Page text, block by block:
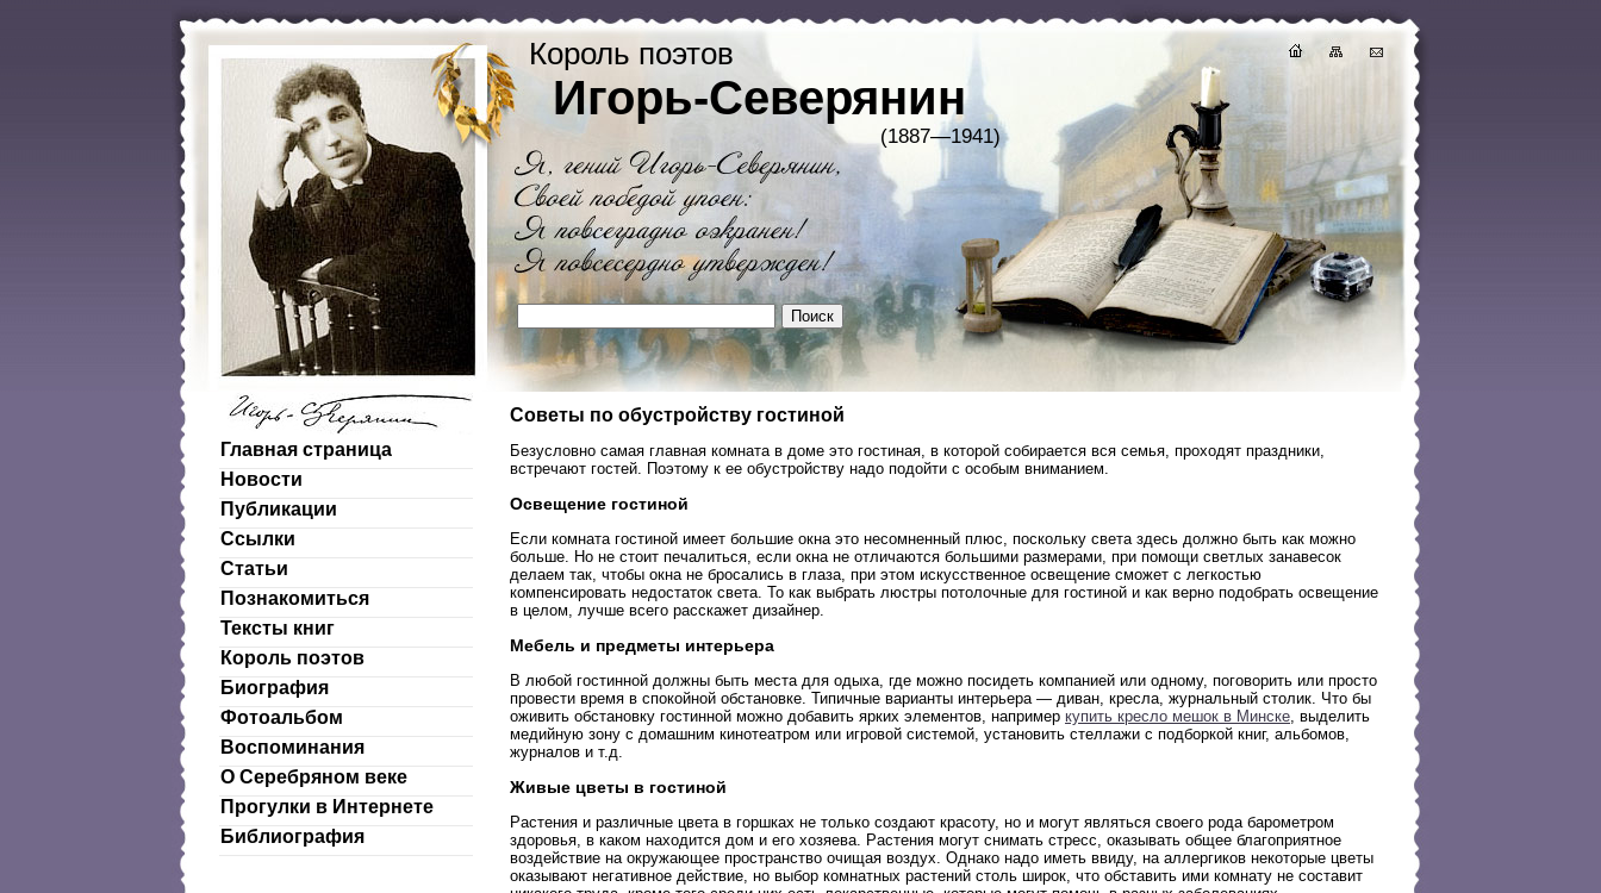
Король поэтов
Игорь-Северянин
(1887—1941)
Главная страница
Новости
Публикации
Ссылки
Статьи
Познакомиться
Тексты книг
Король поэтов
Биография
Фотоальбом
Воспоминания
О Серебряном веке
Прогулки в Интернете
Библиография
Советы по обустройству гостиной
Безусловно самая главная комната в доме это гостиная, в которой собирается вся семья, проходят праздники,
встречают гостей. Поэтому к ее обустройству надо подойти с особым вниманием.
Освещение гостиной
Если комната гостиной имеет большие окна это несомненный плюс, поскольку света здесь должно быть как можно
больше. Но не стоит печалиться, если окна не отличаются большими размерами, при помощи светлых занавесок
делаем так, чтобы окна не бросались в глаза, при этом искусственное освещение сможет с легкостью
компенсировать недостаток света. То как выбрать люстры потолочные для гостиной и как верно подобрать освещение
в целом, лучше всего расскажет дизайнер.
Мебель и предметы интерьера
В любой гостинной должны быть места для одыха, где можно посидеть компанией или одному, поговорить или просто
провести время в спокойной обстановке. Типичные варианты интерьера — диван, кресла, журнальный столик. Что бы
оживить обстановку гостинной можно добавить ярких элементов, например купить кресло мешок в Минске , выделить
медийную зону с домашним кинотеатром или игровой системой, установить стеллажи с подборкой книг, альбомов,
журналов и т.д.
Живые цветы в гостиной
Растения и различные цвета в горшках не только создают красоту, но и могут являться своего рода барометром
здоровья, в каком находится дом и его хозяева. Растения могут снимать стресс, оказывать общее благоприятное
воздействие на окружающее пространство очищая воздух. Однако надо иметь ввиду, на аллергиков некоторые цветы
оказывают негативное действие, но выбор комнатных растений столь широк, что обставить ими комнату не составит